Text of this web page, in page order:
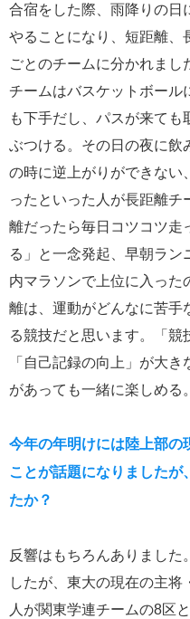
合宿をした際、雨降りの日
やることになり、短距離、
ごとのチームに分かれま
チームはバスケットボール
も下手だし、パスが来て
ぶつける。その日の夜に飲
の時に逆上がりができない
ったといった人が長距離チ
離だったら毎日コツコツ走
る」と一念発起、早朝ラン
内マラソンで上位に入った
離は、運動がどんなに苦手
る競技だと思います。「競
「自己記録の向上」が大
があっても一緒に楽しめる
今年の年明けには陸上部の
ことが話題になりましたが
たか？
反響はもちろんありました
したが、東大の現在の主
人が関東学連チームの8区